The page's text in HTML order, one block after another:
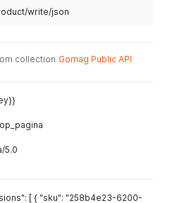
write/json
collection Gomag Public API
5.0
[ { "sku": "258b4e23-6200-